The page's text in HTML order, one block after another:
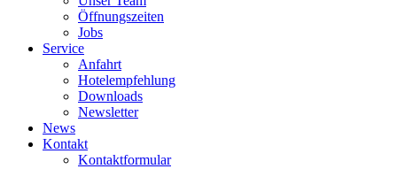
Öffnungszeiten
Jobs
Service
Anfahrt
Hotelempfehlung
Downloads
Newsletter
News
Kontakt
Kontaktformular